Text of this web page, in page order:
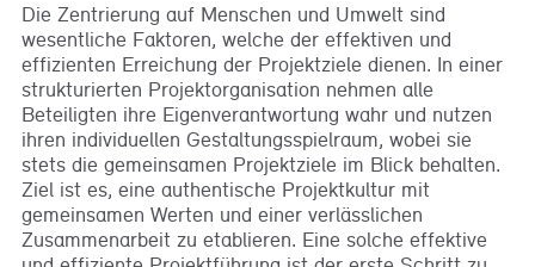
Die Zentrierung auf Menschen und Umwelt sind
wesentliche Faktoren, welche der effektiven und
effizienten Erreichung der Projektziele dienen. In einer
strukturierten Projektorganisation nehmen alle
Beteiligten ihre Eigenverantwortung wahr und nutzen
ihren individuellen Gestaltungsspielraum, wobei sie
stets die gemeinsamen Projektziele im Blick behalten.
Ziel ist es, eine authentische Projektkultur mit
gemeinsamen Werten und einer verlässlichen
Zusammenarbeit zu etablieren. Eine solche effektive